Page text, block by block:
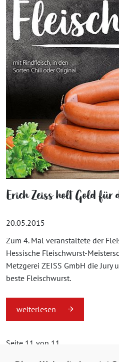
Erich Zeiss holt Gold für
20.05.2015
Zum 4. Mal veranstaltete der
Hessische Fleischwurst-
Metzgerei ZEISS GmbH die
beste Fleischwurst.
weiterlesen
Seite 11 von 11.